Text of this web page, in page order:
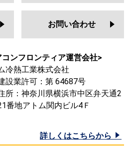
お問い合わせ
コンフロンティア運営会社>
冷熱工業株式会社
設業許可：第 64687号
所：神奈川県横浜市中区弁天通2
番地アトム関内ビル4Ｆ
詳しくはこちらから